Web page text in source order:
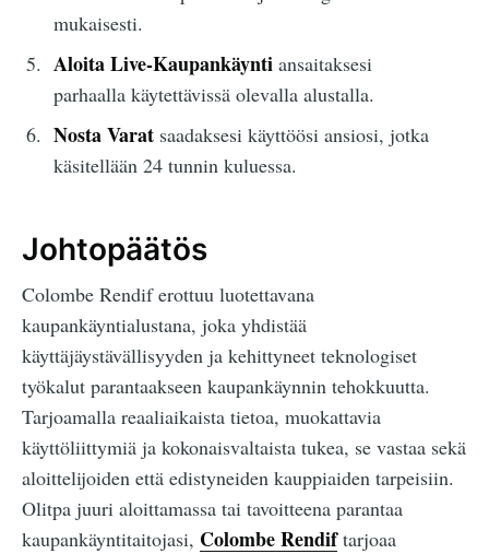
mukaisesti.
Aloita Live-Kaupankäyntiansaitaksesi
parhaalla käytettävissä olevalla alustalla.
Nosta Varatsaadaksesi käyttöösi ansiosi, jotka
käsitellään 24 tunnin kuluessa.
Johtopäätös
Colombe Rendif erottuu luotettavana
kaupankäyntialustana, joka yhdistää
käyttäjäystävällisyyden ja kehittyneet teknologiset
työkalut parantaakseen kaupankäynnin tehokkuutta.
Tarjoamalla reaaliaikaista tietoa, muokattavia
käyttöliittymiä ja kokonaisvaltaista tukea, se vastaa sekä
aloittelijoiden että edistyneiden kauppiaiden tarpeisiin.
Olitpa juuri aloittamassa tai tavoitteena parantaa
kaupankäyntitaitojasi, Colombe Rendiftarjoaa